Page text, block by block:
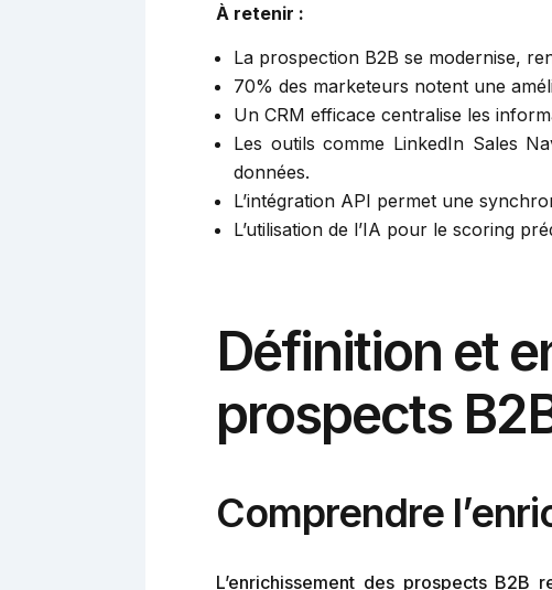
À retenir :
La prospection B2B se modernise,
70% des marketeurs notent une
Un CRM efficace centralise les
Les outils comme LinkedIn Sales
données.
L’intégration API permet une
L’utilisation de l’IA pour le scoring
Définition et
prospects
Comprendre
L’enrichissement des prospects B2B